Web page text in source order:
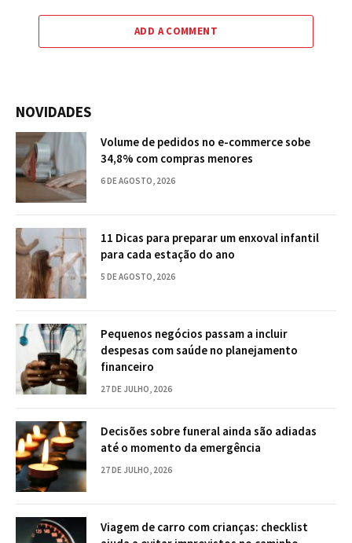
ADD A COMMENT
NOVIDADES
Volume de pedidos no e-commerce sobe
34,8% com compras menores
6 DE AGOSTO, 2026
11 Dicas para preparar um enxoval infantil
para cada estação do ano
5 DE AGOSTO, 2026
Pequenos negócios passam a incluir
despesas com saúde no planejamento
financeiro
27 DE JULHO, 2026
Decisões sobre funeral ainda são adiadas
até o momento da emergência
27 DE JULHO, 2026
Viagem de carro com crianças: checklist